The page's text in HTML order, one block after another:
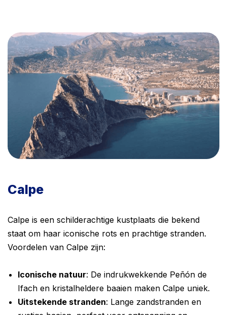
Calpe
Calpe is een schilderachtige kustplaats die bekend
staat om haar iconische rots en prachtige stranden.
Voordelen van Calpe zijn:
Iconische natuur: De indrukwekkende Peñón de
Ifach en kristalheldere baaien maken Calpe uniek.
Uitstekende stranden: Lange zandstranden en